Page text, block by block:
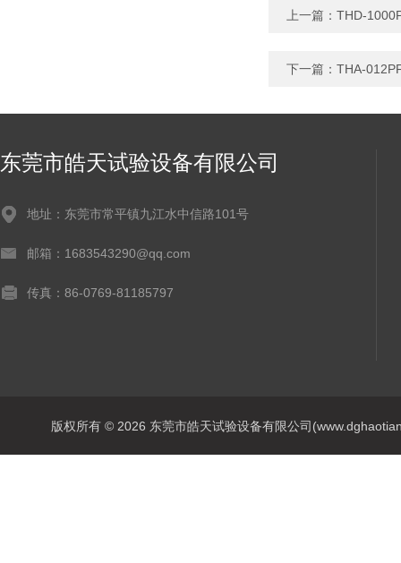
上一篇： THD-
下一篇： THA-
东莞市皓天试验设备有限公司
地址：东莞市常平镇九江水中信路101号
邮箱：1683543290@qq.com
传真：86-0769-81185797
版权所有 © 2026 东莞市皓天试验设备有限公司